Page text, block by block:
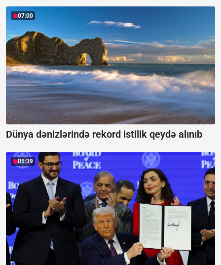
07:00
Dünya dənizlərində rekord istilik qeydə alınıb
05:39